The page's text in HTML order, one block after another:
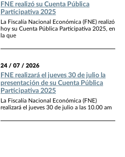
FNE realizó su Cuenta Pública
Participativa 2025
La Fiscalía Nacional Económica (FNE) realizó
hoy su Cuenta Pública Participativa 2025, en
la que
24 / 07 / 2026
FNE realizará el jueves 30 de julio la
presentación de su Cuenta Pública
Participativa 2025
La Fiscalía Nacional Económica (FNE)
realizará el jueves 30 de julio a las 10.00 am